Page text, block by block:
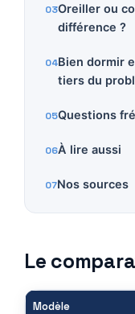
Oreiller ou
différence ?
Bien dormir
tiers du
Questions
À lire aussi
Nos sources
Le
Modèle